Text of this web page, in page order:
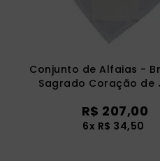
Conjunto de Alfaias -
Sagrado Coração de
R$ 207,00
6x R$ 34,50